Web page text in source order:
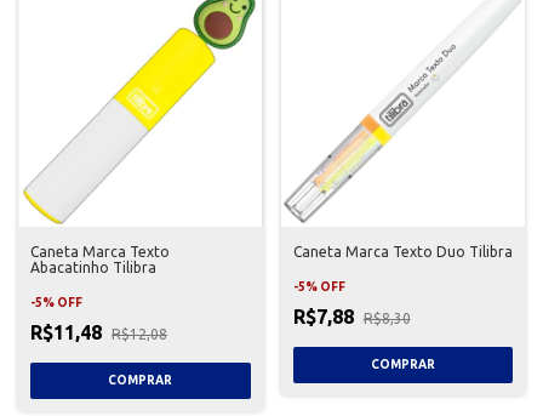
Caneta Marca Texto
Abacatinho Tilibra
-5% OFF
R$11,48 R$12,08
Caneta Marca Texto Duo Tilibra
-5% OFF
R$7,88 R$8,30